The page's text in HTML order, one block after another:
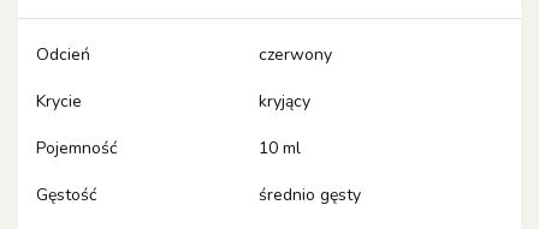
Odcień czerwony
Krycie kryjący
Pojemność 10 ml
Gęstość średnio gęsty